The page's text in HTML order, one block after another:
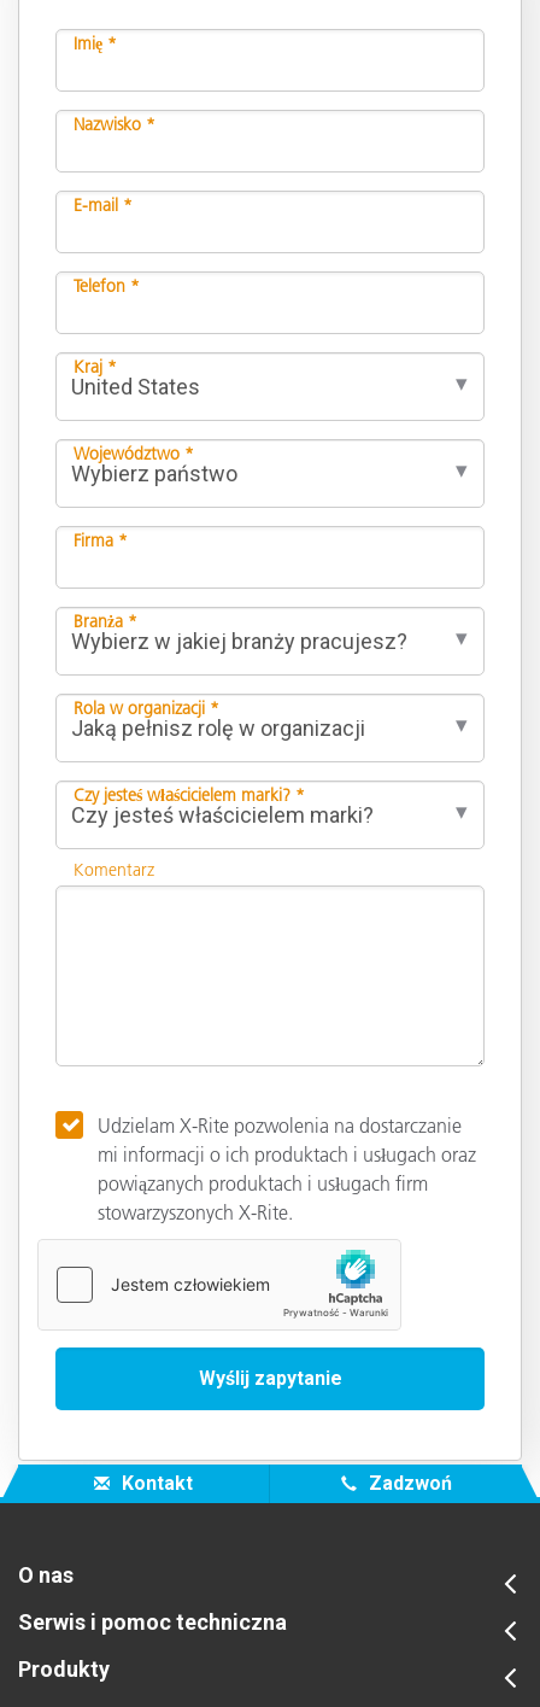
Imię *
Nazwisko *
E-mail *
Telefon *
Kraj *
Województwo *
Firma *
Branża *
Rola w organizacji *
Czy jesteś właścicielem marki? *
Komentarz
Udzielam X-Rite pozwolenia na dostarczanie
mi informacji o ich produktach i usługach oraz
powiązanych produktach i usługach firm
stowarzyszonych X-Rite.
Kontakt Zadzwoń
O nas
Serwis i pomoc techniczna
Produkty